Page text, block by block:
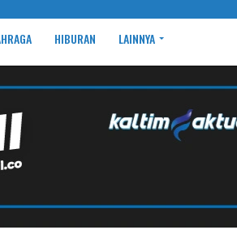
HIBURAN LAINNYA